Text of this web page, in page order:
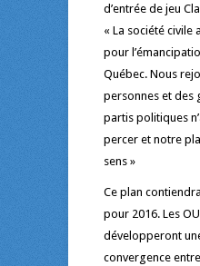
d’entrée de jeu
« La société civile
pour
Québec. Nous
personnes et des
partis politiques
percer et notre
sens »
Ce plan
pour 2016. Les
développeront
convergence